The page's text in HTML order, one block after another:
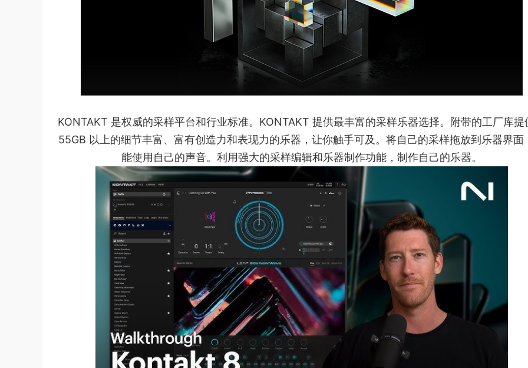
KONTAKT 是权威的采样平台和行业标准。KONTAKT 提供最丰富的采样乐器选择。附带的工厂库提
55GB 以上的细节丰富、富有创造力和表现力的乐器，让你触手可及。将自己的采样拖放到乐器界面
能使用自己的声音。利用强大的采样编辑和乐器制作功能，制作自己的乐器。